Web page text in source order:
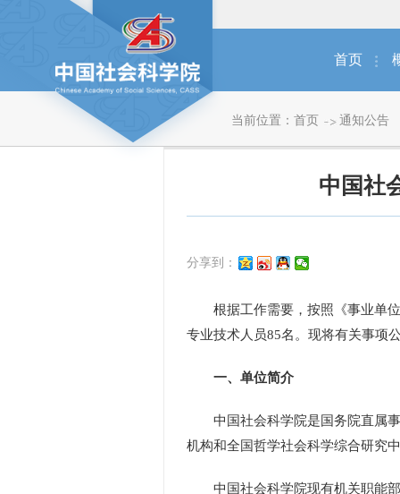
首页
当前位置： 首页 通知公告
中国社
分享到：
根据工作需要，按照《事业单位
专业技术人员85名。现将有关事项
一、单位简介
中国社会科学院是国务院直属事
机构和全国哲学社会科学综合研究
中国社会科学院现有机关职能部